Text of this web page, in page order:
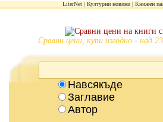
LiterNet Културни новини Книжен
Сравни цени, купи изгодно - над
Навсякъде
Заглавие
Автор